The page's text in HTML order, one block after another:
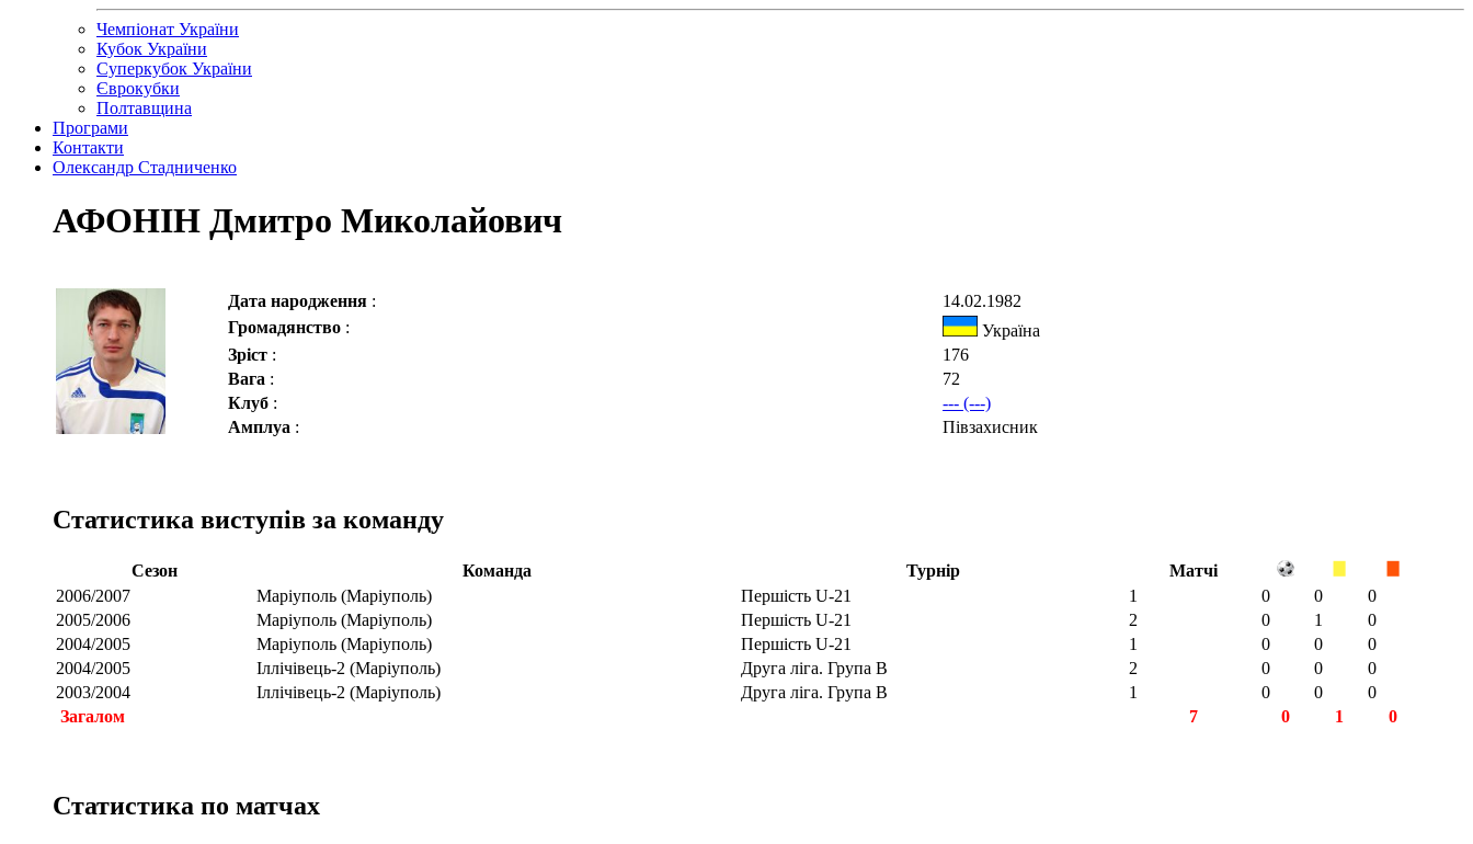
Чемпіонат України
Кубок України
Суперкубок України
Єврокубки
Полтавщина
Програми
Контакти
Олександр Стадниченко
АФОНІН Дмитро Миколайович
Дата народження :
14.02.1982
Громадянство :
Україна
Зріст :
176
Вага :
72
Клуб :
--- (---)
Амплуа : Півзахисник
Статистика виступів за команду
Сезон Команда Турнір
Матчі
2006/2007
Маріуполь (Маріуполь) Першість U-21 1 0 0
0
2005/2006
Маріуполь (Маріуполь) Першість U-21 2 0 1
0
2004/2005
Маріуполь (Маріуполь) Першість U-21 1 0 0
0
2004/2005
Іллічівець-2 (Маріуполь) Друга ліга. Група В 2 0 0
0
2003/2004
Іллічівець-2 (Маріуполь) Друга ліга. Група В 1 0 0
0
Загалом
7 0 1 0
Статистика по матчах